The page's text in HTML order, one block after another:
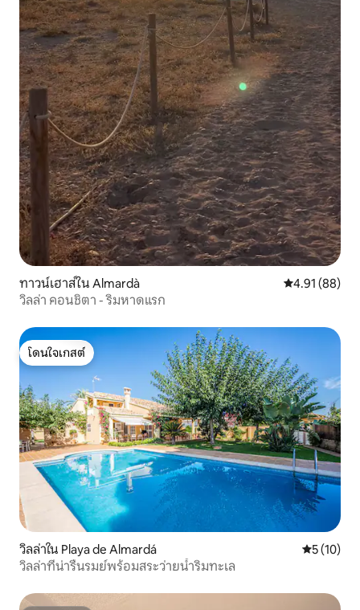
ทาวน์เฮาส์ใน Almardà คะแนนเฉลี่ย
4.91 (88)
วิลล่า คอนชิตา - ริมหาดแรก
โดนใจเกสต์
โดนใจเกสต์
วิลล่าใน Playa de Almardá คะแนนเฉลี่
5 (10)
วิลล่าที่น่ารื่นรมย์พร้อมสระว่ายน้ำริมทะเล